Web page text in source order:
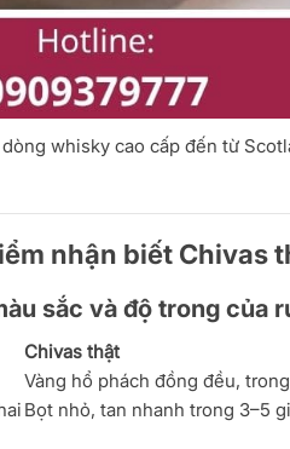
whisky cao cấp đến từ
nhận biết Chivas
sắc và độ trong của
Chivas thật
Vàng hổ phách đồng đều,
Bọt nhỏ, tan nhanh trong 3–5